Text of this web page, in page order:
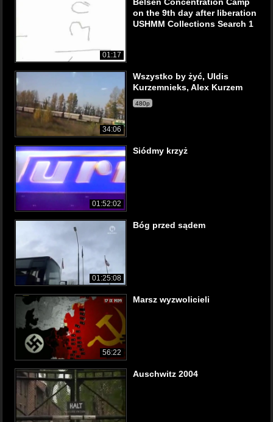
01:17
on the 9th day after liberation
USHMM Collections Search 1
34:06
Wszystko by żyć, Uldis
Kurzemnieks, Alex Kurzem
480p
01:52:02
Siódmy krzyż
01:25:08
Bóg przed sądem
56:22
Marsz wyzwolicieli
Auschwitz 2004